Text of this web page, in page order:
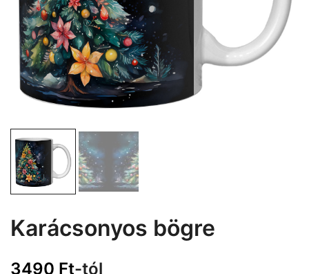
Karácsonyos bögre
3490 Ft-tól